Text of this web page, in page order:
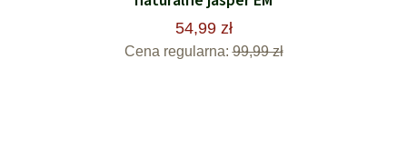
54,99 zł
Cena regularna: 99,99 zł